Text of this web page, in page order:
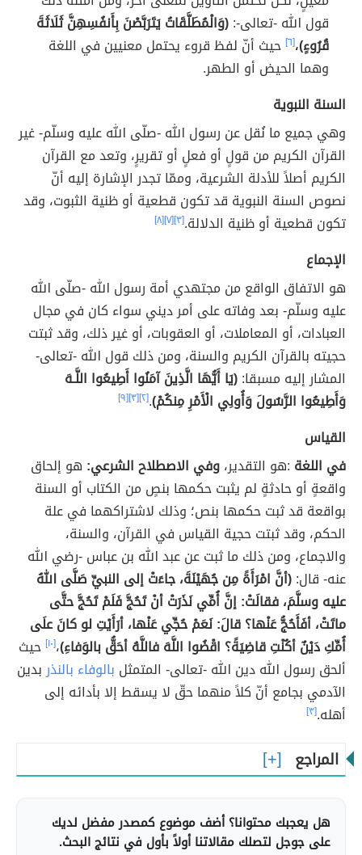
قول الله -تعالى-:(وَالْمُطَلَّقَاتُ يَتَرَبَّصْنَ بِأَنفُسِهِنَّ ثَلَاثَةَ
قُرُوءٍ)،[٦] حيث أنّ لفظ قروء يحتمل معنيين في اللغة
وهما الحيض أو الطهر.
السنة النبوية
وهي جميع ما نُقل عن رسول الله -صلّى الله عليه وسلّم- غير
القرآن الكريم من قولٍ أو فعلٍ أو تقريرٍ، وتعد مع القرآن
الكريم أصلاً للأدلة الشرعية، وممّا تجدر الإشارة إليه أنّ
نصوص السنة النبوية قد تكون قطعية أو ظنية الثبوت، وقد
تكون قطعية أو ظنية الدلالة.[٣] [٧] [٨]
الإجماع
هو الاتفاق الواقع من مجتهدي أمة رسول الله -صلّى الله
عليه وسلّم- بعد وفاته على أمر ديني سواء كان في مجال
العبادات، أو المعاملات، أو العقوبات، أو غير ذلك، وقد ثبتت
حجيته بالقرآن الكريم والسنة، ومن ذلك قول الله -تعالى-
المشار إليه مسبقا:(يَا أَيُّهَا الَّذِينَ آمَنُوا أَطِيعُوا اللَّـهَ
وَأَطِيعُوا الرَّسُولَ وَأُولِي الْأَمْرِ مِنكُمْ).[٢] [٣] [٩]
القياس
في اللغة :هو التقدير،وفي الاصطلاح الشرعي: هو إلحاق
واقعةٍ أو حادثةٍ لم يثبت حكمها بنصٍ من الكتاب أو السنة
بواقعة قد ثبت حكمها بنص؛ وذلك لاشتراكهما في علة
الحكم، وقد ثبتت حجية القياس في القرآن، والسنة،
والاجماع، ومن ذلك ما ثبت عن عبد الله بن عباس -رضي الله
عنه- قال:(أنَّ امْرَأَةً مِن جُهَيْنَةَ، جاءَتْ إلى النبيِّ صَلَّى اللهُ
عليه وسلَّمَ، فقالَتْ: إنَّ أُمِّي نَذَرَتْ أنْ تَحُجَّ فَلَمْ تَحُجَّ حتَّى
ماتَتْ، أفَأَحُجُّ عَنْها؟ قالَ: نَعَمْ حُجِّي عَنْها، أرَأَيْتِ لو كانَ علَى
أُمِّكِ دَيْنٌ أكُنْتِ قاضِيَةً؟ اقْضُوا اللَّهَ فاللَّهُ أحَقُّ بالوَفاءِ)،[١٠]
حيث
ألحق رسول الله دين الله -تعالى- المتمثل بالوفاء بالنذربدين
الآدمي بجامع أنّ كلاً منهما حقّ لا يسقط إلا بأدائه إلى
أهله.[٣]
المراجع
هل يعجبك محتوانا؟ أضف موضوع كمصدر مفضل لديك
على جوجل لتصلك مقالاتنا أولاً بأول في نتائج البحث.